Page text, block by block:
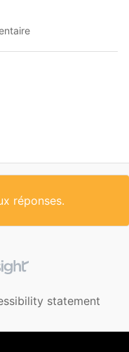
réponses.
statement